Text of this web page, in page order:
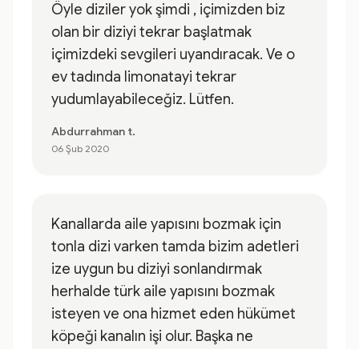
Öyle diziler yok şimdi , içimizden biz
olan bir diziyi tekrar başlatmak
içimizdeki sevgileri uyandıracak. Ve o
ev tadında limonatayi tekrar
yudumlayabileceğiz. Lütfen.
Abdurrahman t.
06 Şub 2020
Kanallarda aile yapısını bozmak için
tonla dizi varken tamda bizim adetleri
ize uygun bu diziyi sonlandırmak
herhalde türk aile yapısını bozmak
isteyen ve ona hizmet eden hükümet
köpeği kanalın işi olur. Başka ne